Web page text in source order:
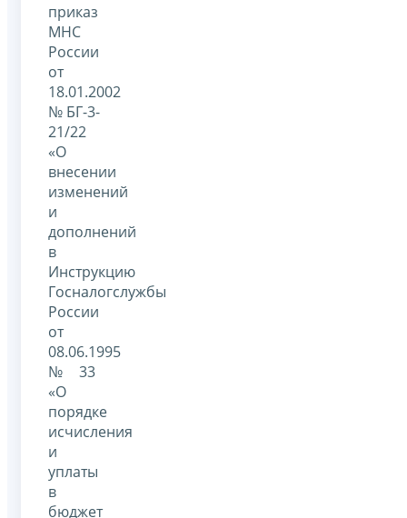
приказ
МНС
России
от
18.01.2002
№ БГ-3-
21/22
«О
внесении
изменений
и
дополнений
в
Инструкцию
Госналогслужбы
России
от
08.06.1995
№ 33
«О
порядке
исчисления
и
уплаты
в
бюджет